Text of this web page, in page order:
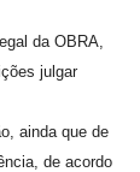
da OBRA,
julgar
ainda que de
de acordo